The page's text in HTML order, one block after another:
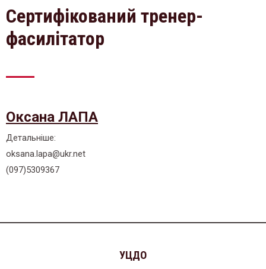
Сертифікований тренер-
фасилітатор
Оксана ЛАПА
Детальніше:
oksana.lapa@ukr.net
(097)5309367
УЦДО